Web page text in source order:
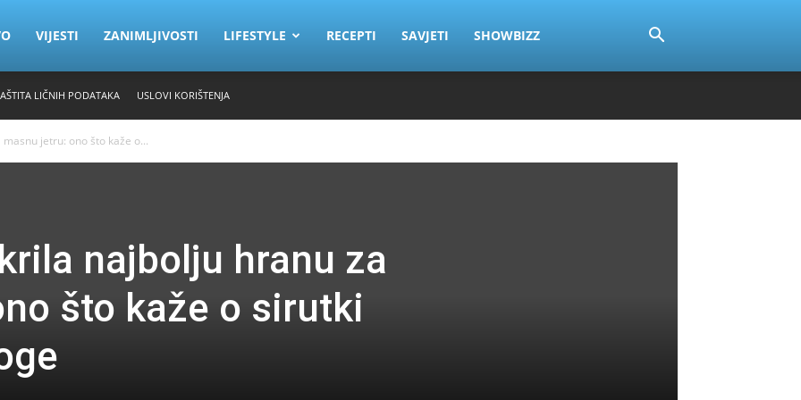
VIJESTI ZANIMLJIVOSTI LIFESTYLE RECEPTI SAVJETI SHOWBIZZ
LIČNIH PODATAKA USLOVI KORIŠTENJA
jetru: ono što kaže o...
najbolju hranu za
što kaže o sirutki